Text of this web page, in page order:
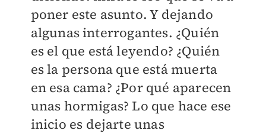
poner este asunto. Y dejando
algunas interrogantes. ¿Quién
es el que está leyendo? ¿Quién
es la persona que está muerta
en esa cama? ¿Por qué aparecen
unas hormigas? Lo que hace ese
inicio es dejarte unas